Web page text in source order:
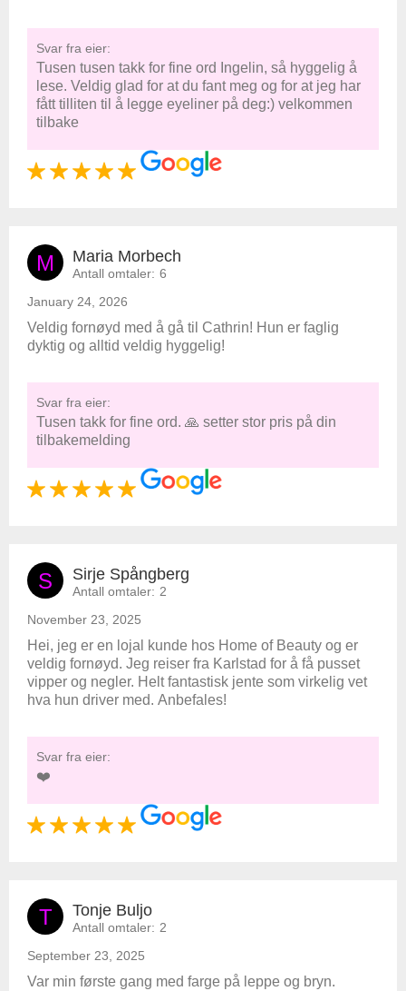
Svar fra eier:
Tusen tusen takk for fine ord Ingelin, så hyggelig å
lese. Veldig glad for at du fant meg og for at jeg har
fått tilliten til å legge eyeliner på deg:) velkommen
tilbake
M Maria Morbech
Antall omtaler: 6
January 24, 2026
Veldig fornøyd med å gå til Cathrin! Hun er faglig
dyktig og alltid veldig hyggelig!
Svar fra eier:
Tusen takk for fine ord. 🙏 setter stor pris på din
tilbakemelding
S Sirje Spångberg
Antall omtaler: 2
November 23, 2025
Hei, jeg er en lojal kunde hos Home of Beauty og er
veldig fornøyd. Jeg reiser fra Karlstad for å få pusset
vipper og negler. Helt fantastisk jente som virkelig vet
hva hun driver med. Anbefales!
Svar fra eier:
❤️
T Tonje Buljo
Antall omtaler: 2
September 23, 2025
Var min første gang med farge på leppe og bryn.